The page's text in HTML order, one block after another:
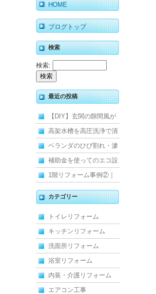
HOME
ブログトップ
検索
検索:
最近の投稿
【DIY】玄関の隙間風が
寒くて断熱ドアに交換し
ました
高架水槽を高圧洗浄で清
掃！衛生的な給水環境を
維持｜施工事例
ベランダのひび割れ・滲
みを解消！賃貸マンショ
ン防水工事
補助金を使ってのエコ設
備住宅リフォーム
1階リフォーム事例②｜
キッチン・床・収納を一
新し、扉新設で動線を整
えた全面改修
カテゴリー
トイレリフォーム
キッチンリフォーム
洗面所リフォーム
浴室リフォーム
内装・介護リフォーム
エアコン工事